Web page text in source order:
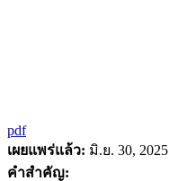
pdf
เผยแพร่แล้ว: มิ.ย. 30, 2025
คำสำคัญ: